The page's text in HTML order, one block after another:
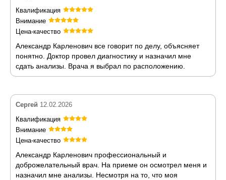
Квалификация
Внимание
Цена-качество
Александр Карленович все говорит по делу, объясняет
понятно. Доктор провел диагностику и назначил мне
сдать анализы. Врача я выбрал по расположению.
Сергей 12.02.2026
Квалификация
Внимание
Цена-качество
Александр Карленович профессиональный и
доброжелательный врач. На приеме он осмотрел меня и
назначил мне анализы. Несмотря на то, что моя